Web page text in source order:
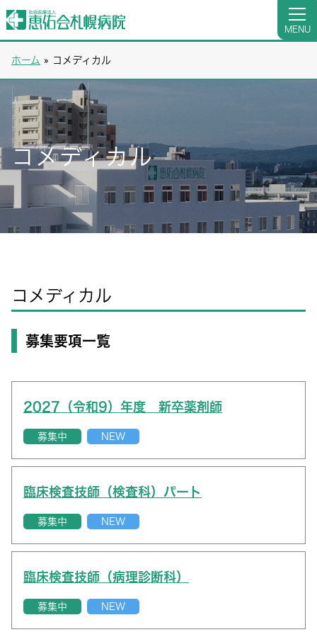
MENU
ホーム » コメディカル
コメディカル
コメディカル
募集要項一覧
2027（令和9）年度 新卒薬剤師
募集中 NEW
臨床検査技師（検査科）パート
募集中 NEW
臨床検査技師（病理診断科）
募集中 NEW